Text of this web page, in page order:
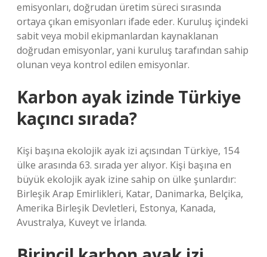
emisyonları, doğrudan üretim süreci sırasında
ortaya çıkan emisyonları ifade eder. Kuruluş içindeki
sabit veya mobil ekipmanlardan kaynaklanan
doğrudan emisyonlar, yani kuruluş tarafından sahip
olunan veya kontrol edilen emisyonlar.
Karbon ayak izinde Türkiye
kaçıncı sırada?
Kişi başına ekolojik ayak izi açısından Türkiye, 154
ülke arasında 63. sırada yer alıyor. Kişi başına en
büyük ekolojik ayak izine sahip on ülke şunlardır:
Birleşik Arap Emirlikleri, Katar, Danimarka, Belçika,
Amerika Birleşik Devletleri, Estonya, Kanada,
Avustralya, Kuveyt ve İrlanda.